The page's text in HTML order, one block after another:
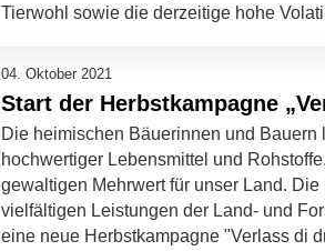
Tierwohl sowie die derzeitige hohe
04. Oktober 2021
Start der Herbstkampagne
Die heimischen Bäuerinnen und
hochwertiger Lebensmittel und
gewaltigen Mehrwert für unser Land.
vielfältigen Leistungen der Land- und
eine neue Herbstkampagne "Verlass di